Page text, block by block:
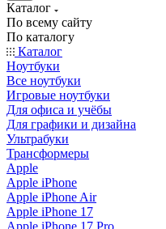
Каталог
По всему сайту
По каталогу
Каталог
Ноутбуки
Все ноутбуки
Игровые ноутбуки
Для офиса и учёбы
Для графики и дизайна
Ультрабуки
Трансформеры
Apple
Apple iPhone
Apple iPhone Air
Apple iPhone 17
Apple iPhone 17 Pro